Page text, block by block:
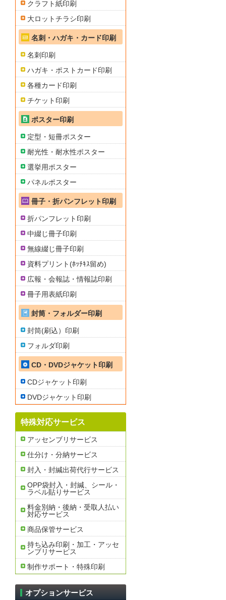
クラフト紙印刷
大ロットチラシ印刷
名刺・ハガキ・カード印刷
名刺印刷
ハガキ・ポストカード印刷
各種カード印刷
チケット印刷
ポスター印刷
定型・短冊ポスター
耐光性・耐水性ポスター
選挙用ポスター
パネルポスター
冊子・折パンフレット印刷
折パンフレット印刷
中綴じ冊子印刷
無線綴じ冊子印刷
資料プリント(ﾎｯﾁｷｽ留め)
広報・会報誌・情報誌印刷
冊子用表紙印刷
封筒・フォルダー印刷
封筒(刷込）印刷
フォルダ印刷
CD・DVDジャケット印刷
CDジャケット印刷
DVDジャケット印刷
特殊対応サービス
アッセンブリサービス
仕分け・分納サービス
封入・封緘出荷代行サービス
OPP袋封入・封緘、シール・
ラベル貼りサービス
料金別納・後納・受取人払い
対応サービス
商品保管サービス
持ち込み印刷・加工・アッセ
ンブリサービス
制作サポート・特殊印刷
オプションサービス